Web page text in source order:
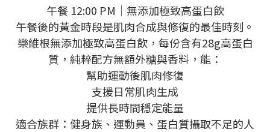
午餐 12:00 PM｜無添加極致高蛋白飲
午餐後的黃金時段是肌肉合成與修復的最佳時刻。
樂維根無添加極致高蛋白飲，每份含有28g高蛋白
質，純粹配方無額外糖與香料，能：
幫助運動後肌肉修復
支援日常肌肉生成
提供長時間穩定能量
適合族群：健身族、運動員、蛋白質攝取不足的人